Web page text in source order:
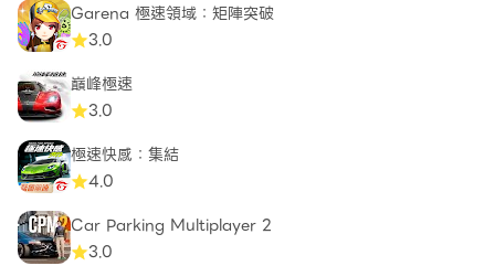
Garena 極速領域：矩陣突破
3.0
巔峰極速
3.0
極速快感：集結
4.0
Car Parking Multiplayer 2
3.0